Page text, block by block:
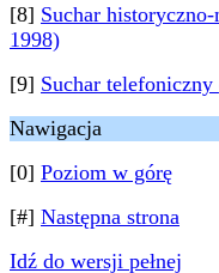
[8] Suchar
1998)
[9] Suchar
Nawigacja
[0] Poziom w górę
[#] Następna strona
Idź do wersji pełnej